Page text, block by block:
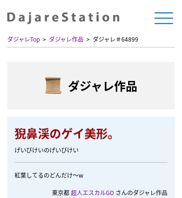
ダジャレTop ダジャレ作品 ダジャレ＃64899
ダジャレ作品
猊鼻渓のゲイ美形。
げいびけいのげいびけい
紅葉してるのどんだけ〜w
東京都超人エスカルGO さんのダジャレ作品